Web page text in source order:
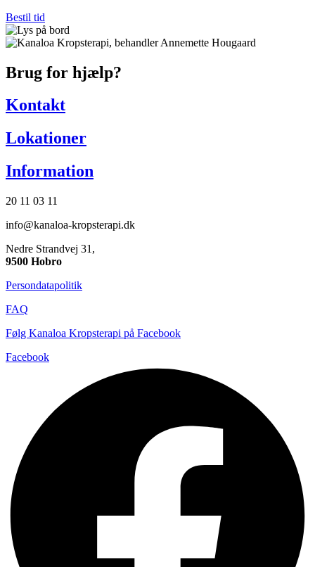
Bestil tid
Brug for hjælp?
Kontakt
Lokationer
Information
20 11 03 11
info@kanaloa-kropsterapi.dk
Nedre Strandvej 31,
9500 Hobro
Persondatapolitik
FAQ
Følg Kanaloa Kropsterapi på Facebook
Facebook